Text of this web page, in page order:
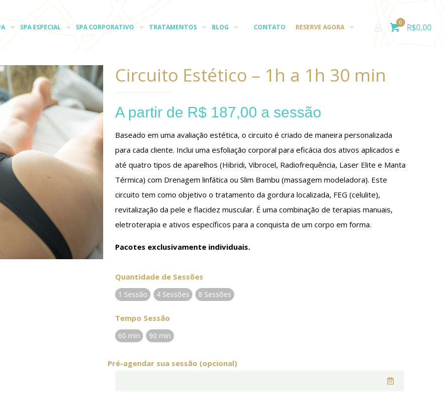
SPA ESPECIAL SPA CORPORATIVO TRATAMENTOS BLOG CONTATO RESERVE AGORA
0 R$0,00
Circuito Estético – 1h a 1h 30 min
A partir de R$ 187,00 a sessão
Baseado em uma avaliação estética, o circuito é criado de maneira personalizada
para cada cliente. Inclui uma esfoliação corporal para eficácia dos ativos aplicados e
até quatro tipos de aparelhos (Hibridi, Vibrocel, Radiofrequência, Laser Elite e Manta
Térmica) com Drenagem linfática ou Slim Bambu (massagem modeladora). Este
circuito tem como objetivo o tratamento da gordura localizada, FEG (celulite),
revitalização da pele e flacidez muscular. É uma combinação de terapias manuais,
eletroterapia e ativos específicos para a conquista de um corpo em forma.
Pacotes exclusivamente individuais.
Quantidade de Sessões
1 Sessão 4 Sessões 8 Sessões
Tempo Sessão
60 min 90 min
Pré-agendar sua sessão (opcional)